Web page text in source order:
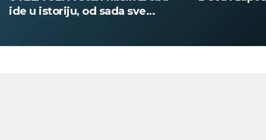
ide u istoriju, od sada sve